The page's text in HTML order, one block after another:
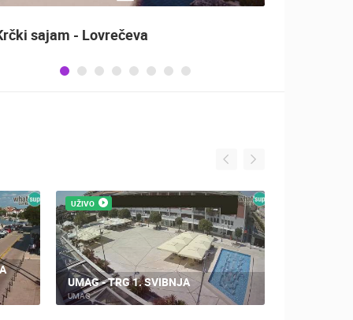
sajam - Lovrečeva
UŽIVO
UMAG - TRG 1. SVIBNJA
UMAG